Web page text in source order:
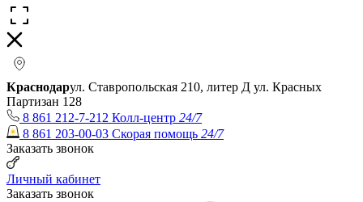
Краснодарул. Ставропольская 210, литер Д ул. Красных
Партизан 128
8 861 212-7-212 Колл-центр 24/7
8 861 203-00-03 Скорая помощь 24/7
Заказать звонок
Личный кабинет
Заказать звонок